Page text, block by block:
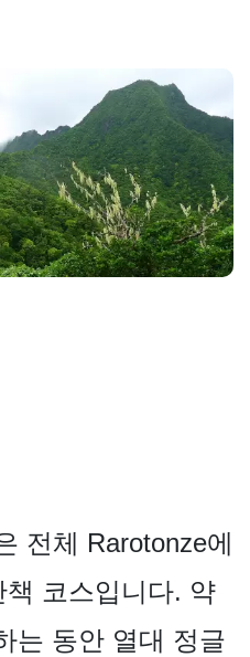
전체 Rarotonze에
코스입니다. 약
는 동안 열대 정글